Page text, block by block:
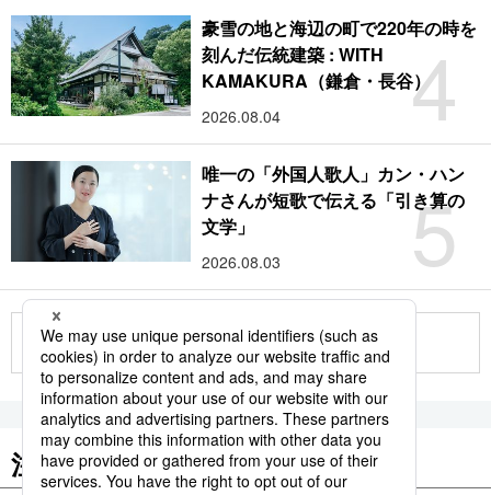
4
豪雪の地と海辺の町で220年の時を
刻んだ伝統建築 : WITH
KAMAKURA（鎌倉・長谷）
2026.08.04
5
唯一の「外国人歌人」カン・ハン
ナさんが短歌で伝える「引き算の
文学」
2026.08.03
もっと見る
注目のキーワード